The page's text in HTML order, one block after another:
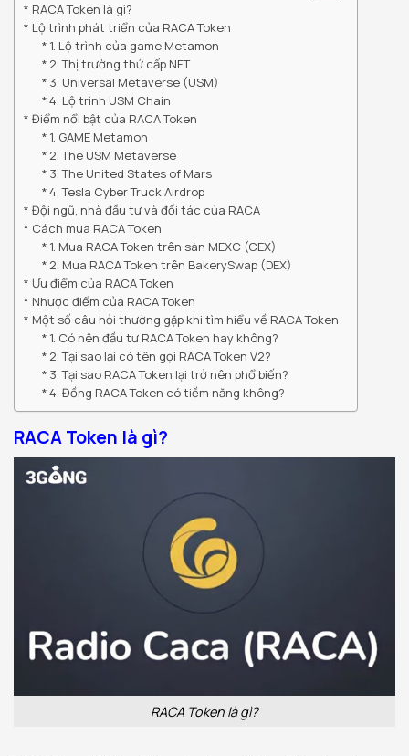
RACA Token là gì?
Lộ trình phát triển của RACA Token
1. Lộ trình của game Metamon
2. Thị trường thứ cấp NFT
3. Universal Metaverse (USM)
4. Lộ trình USM Chain
Điểm nổi bật của RACA Token
1. GAME Metamon
2. The USM Metaverse
3. The United States of Mars
4. Tesla Cyber Truck Airdrop
Đội ngũ, nhà đầu tư và đối tác của RACA
Cách mua RACA Token
1. Mua RACA Token trên sàn MEXC (CEX)
2. Mua RACA Token trên BakerySwap (DEX)
Ưu điểm của RACA Token
Nhược điểm của RACA Token
Một số câu hỏi thường gặp khi tìm hiểu về RACA Token
1. Có nên đầu tư RACA Token hay không?
2. Tại sao lại có tên gọi RACA Token V2?
3. Tại sao RACA Token lại trở nên phổ biến?
4. Đồng RACA Token có tiềm năng không?
RACA Token là gì?
RACA Token là gì?